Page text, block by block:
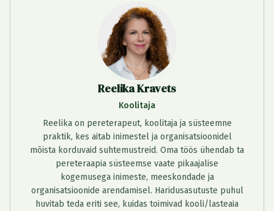
Reelika Kravets
Koolitaja
Reelika on pereterapeut, koolitaja ja süsteemne
praktik, kes aitab inimestel ja organisatsioonidel
mõista korduvaid suhtemustreid. Oma töös ühendab ta
pereteraapia süsteemse vaate pikaajalise
kogemusega inimeste, meeskondade ja
organisatsioonide arendamisel. Haridusasutuste puhul
huvitab teda eriti see, kuidas toimivad kooli/lasteaia